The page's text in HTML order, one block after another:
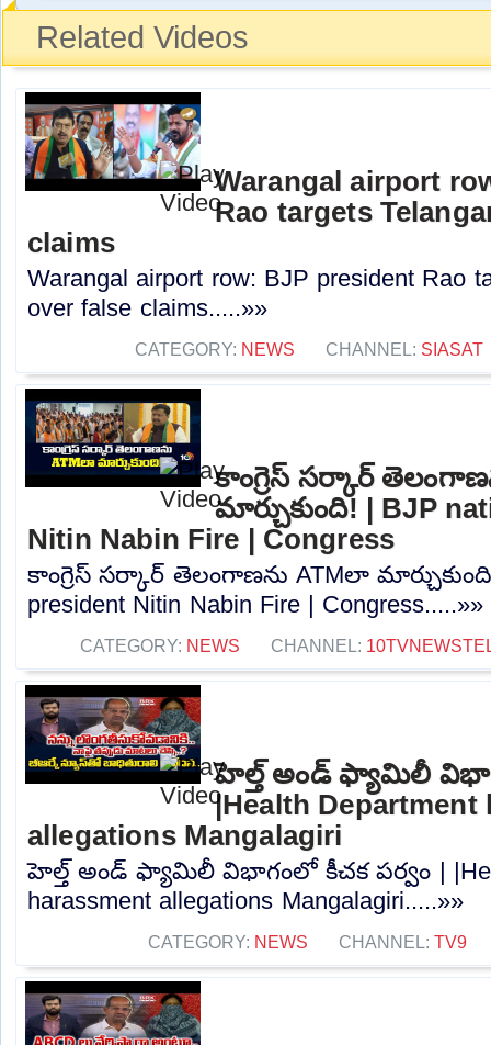
Related Videos
Warangal airport
Rao targets
claims
Warangal airport row: BJP president Rao
over false claims.....»»
CATEGORY: NEWS CHANNEL: SIASAT
కాంగ్రెస్ సర్కార్
మార్చుకుంది! | BJP
Nitin Nabin Fire | Congress
కాంగ్రెస్ సర్కార్ తెలంగాణను ATMలా
president Nitin Nabin Fire | Congress.....»»
CATEGORY: NEWS CHANNEL:
హెల్త్ అండ్ ఫ్యామిలీ
|Health Department
allegations Mangalagiri
హెల్త్ అండ్ ఫ్యామిలీ విభాగంలో కీచక పర్వం |
harassment allegations Mangalagiri.....»»
CATEGORY: NEWS CHANNEL: TV9